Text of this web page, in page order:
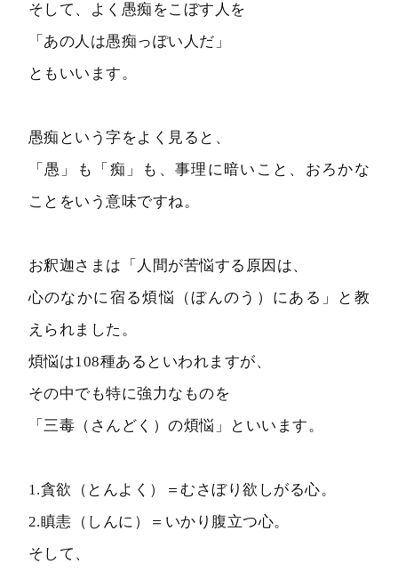
そして、よく愚痴をこぼす人を
「あの人は愚痴っぽい人だ」
ともいいます。
愚痴という字をよく見ると、
「愚」も「痴」も、事理に暗いこと、おろかな
ことをいう意味ですね。
お釈迦さまは「人間が苦悩する原因は、
心のなかに宿る煩悩（ぼんのう）にある」と教
えられました。
煩悩は108種あるといわれますが、
その中でも特に強力なものを
「三毒（さんどく）の煩悩」といいます。
1.貪欲（とんよく）＝むさぼり欲しがる心。
2.瞋恚（しんに）＝いかり腹立つ心。
そして、